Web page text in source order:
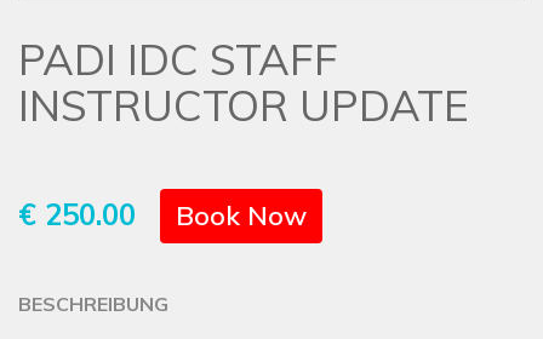
PADI IDC STAFF
INSTRUCTOR UPDATE
€ 250.00 Book Now
BESCHREIBUNG